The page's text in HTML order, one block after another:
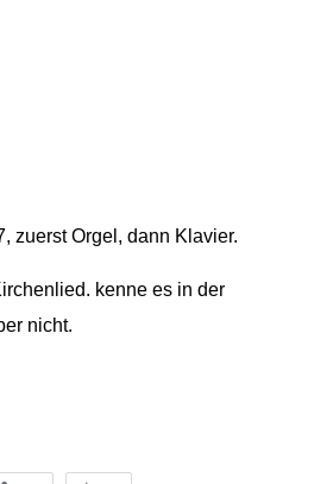
zuerst Orgel, dann Klavier.
kenne es in der
nicht.